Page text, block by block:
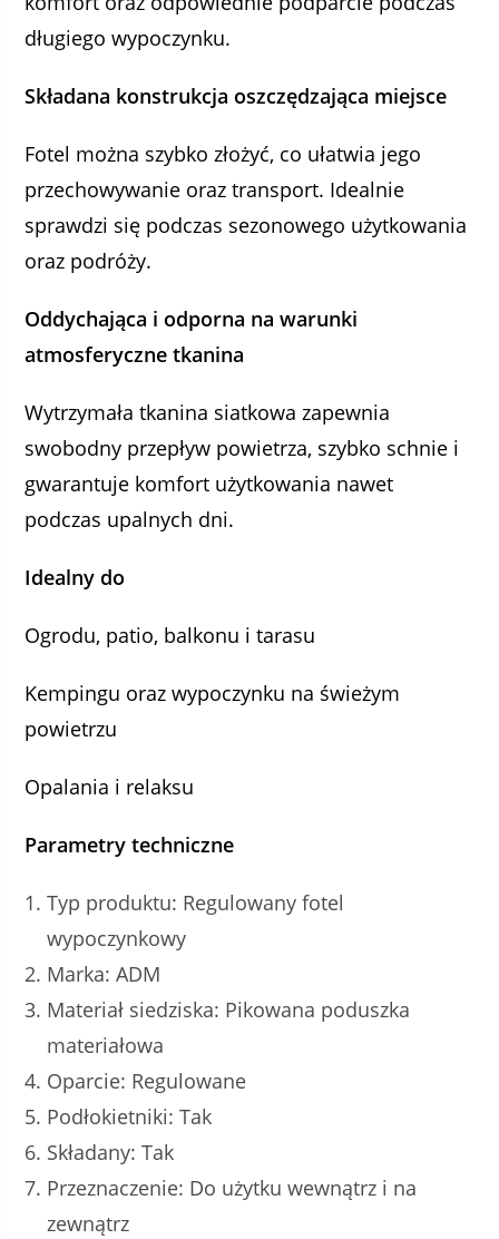
długiego wypoczynku.
Składana konstrukcja oszczędzająca miejsce
Fotel można szybko złożyć, co ułatwia jego
przechowywanie oraz transport. Idealnie
sprawdzi się podczas sezonowego użytkowania
oraz podróży.
Oddychająca i odporna na warunki
atmosferyczne tkanina
Wytrzymała tkanina siatkowa zapewnia
swobodny przepływ powietrza, szybko schnie i
gwarantuje komfort użytkowania nawet
podczas upalnych dni.
Idealny do
Ogrodu, patio, balkonu i tarasu
Kempingu oraz wypoczynku na świeżym
powietrzu
Opalania i relaksu
Parametry techniczne
Typ produktu: Regulowany fotel
wypoczynkowy
Marka: ADM
Materiał siedziska: Pikowana poduszka
materiałowa
Oparcie: Regulowane
Podłokietniki: Tak
Składany: Tak
Przeznaczenie: Do użytku wewnątrz i na
zewnątrz